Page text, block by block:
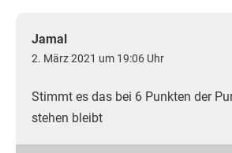
Jamal
2. März 2021 um 19:06 Uhr
Stimmt es das bei 6 Punkten der
stehen bleibt